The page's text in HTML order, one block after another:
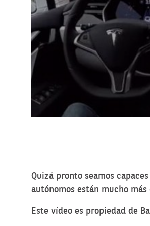
Quizá pronto seamos
autónomos están mucho
Este vídeo es propiedad de